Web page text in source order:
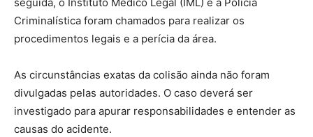
Criminalística foram chamados para realizar os
procedimentos legais e a perícia da área.
As circunstâncias exatas da colisão ainda não foram
divulgadas pelas autoridades. O caso deverá ser
investigado para apurar responsabilidades e entender as
causas do acidente.